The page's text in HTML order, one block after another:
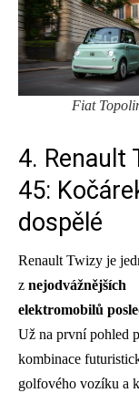
Fiat
4. Renault
45:
dospělé
Renault Twizy je
z nejodvážnějších
elektromobilů
Už na první pohled
kombinace
golfového vozíku a